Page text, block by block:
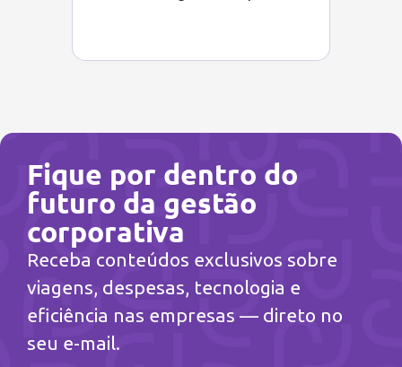
Fique por dentro do
futuro da gestão
corporativa
Receba conteúdos exclusivos sobre
viagens, despesas, tecnologia e
eficiência nas empresas — direto no
seu e-mail.